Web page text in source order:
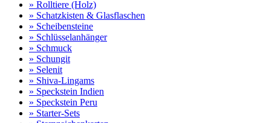
» Rolltiere (Holz)
» Schatzkisten & Glasflaschen
» Scheibensteine
» Schlüsselanhänger
» Schmuck
» Schungit
» Selenit
» Shiva-Lingams
» Speckstein Indien
» Speckstein Peru
» Starter-Sets